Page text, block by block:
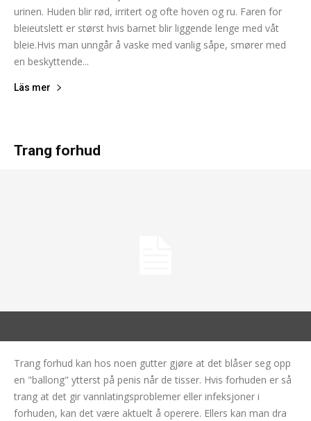
urinen. Huden blir rød, irritert og ofte hoven og ru. Faren for
bleieutslett er størst hvis barnet blir liggende lenge med våt
bleie.Hvis man unngår å vaske med vanlig såpe, smører med
en beskyttende...
Läs mer
Trang forhud
Trang forhud kan hos noen gutter gjøre at det blåser seg opp
en "ballong" ytterst på penis når de tisser. Hvis forhuden er så
trang at det gir vannlatingsproblemer eller infeksjoner i
forhuden, kan det være aktuelt å operere. Ellers kan man dra